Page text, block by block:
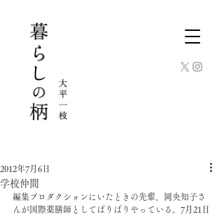
学校仲間
2012年7月6日
編集プロダクションにいたときの先輩、岡央知子さ
んが国際薬膳師としてばりばりやっている。7月21日